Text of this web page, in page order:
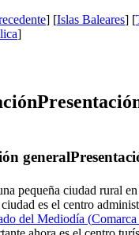
] [Islas Baleares] [
]
pequeña ciudad rural
es el centro
del Mediodía (